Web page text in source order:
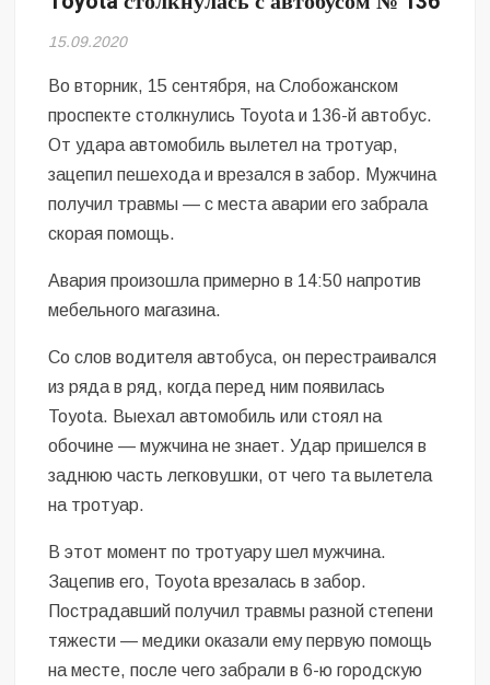
Безугла закликає валити Сирського
сучасну моду
Командувач ВМС Неїжпапа закликав не дестабілізувати ситуацію
навколо керівництва армії
15.09.2020
Во вторник, 15 сентября, на Слобожанском
проспекте столкнулись Toyota и 136-й автобус.
От удара автомобиль вылетел на тротуар,
зацепил пешехода и врезался в забор. Мужчина
получил травмы — с места аварии его забрала
скорая помощь.
Авария произошла примерно в 14:50 напротив
мебельного магазина.
Со слов водителя автобуса, он перестраивался
из ряда в ряд, когда перед ним появилась
Toyota. Выехал автомобиль или стоял на
обочине — мужчина не знает. Удар пришелся в
заднюю часть легковушки, от чего та вылетела
на тротуар.
В этот момент по тротуару шел мужчина.
Зацепив его, Toyota врезалась в забор.
Пострадавший получил травмы разной степени
тяжести — медики оказали ему первую помощь
на месте, после чего забрали в 6-ю городскую